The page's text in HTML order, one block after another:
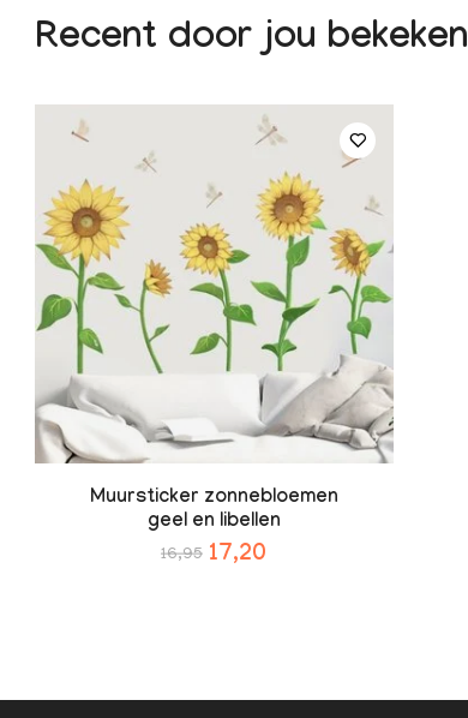
Recent door jou bekeken
Muursticker zonnebloemen
geel en libellen
16,95 17,20